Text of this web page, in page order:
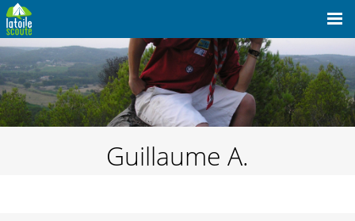
Guillaume A.